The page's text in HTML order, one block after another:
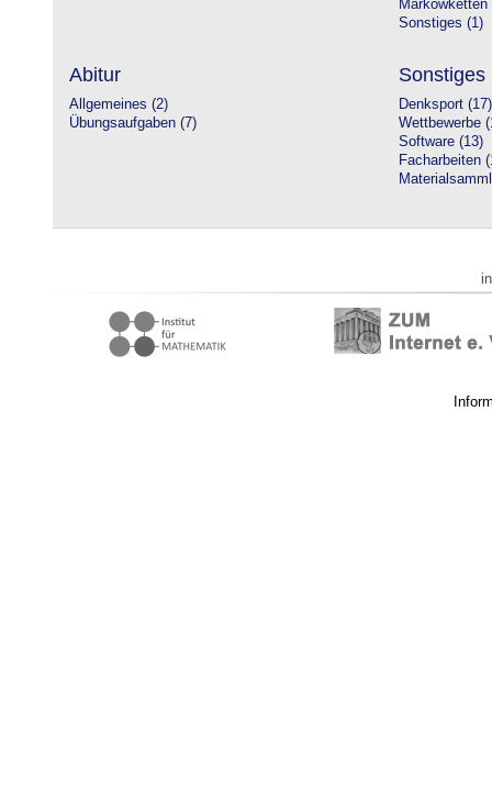
Markowketten
Sonstiges (1)
Abitur
Allgemeines (2)
Übungsaufgaben (7)
Sonstiges
Denksport (17)
Wettbewerbe
Software (13)
Facharbeiten